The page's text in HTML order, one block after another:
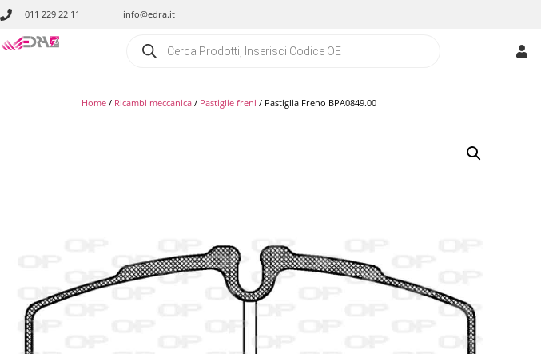
011 229 22 11 info@edra.it
Home / Ricambi meccanica / Pastiglie freni / Pastiglia Freno BPA0849.00